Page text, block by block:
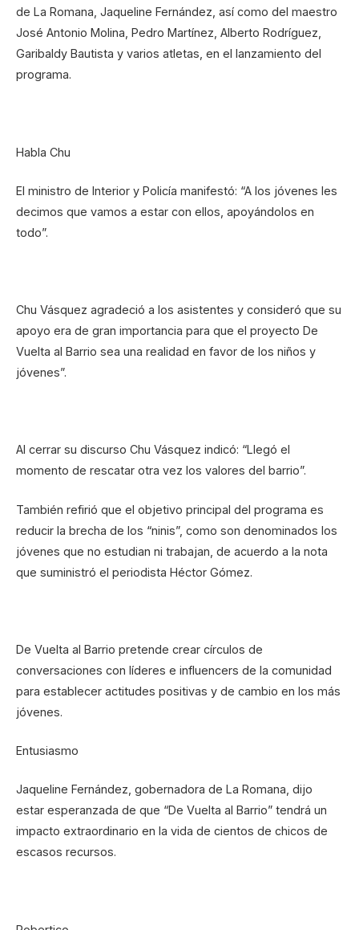
de La Romana, Jaqueline Fernández, así como del maestro
José Antonio Molina, Pedro Martínez, Alberto Rodríguez,
Garibaldy Bautista y varios atletas, en el lanzamiento del
programa.
Habla Chu
El ministro de Interior y Policía manifestó: “A los jóvenes les
decimos que vamos a estar con ellos, apoyándolos en
todo”.
Chu Vásquez agradeció a los asistentes y consideró que su
apoyo era de gran importancia para que el proyecto De
Vuelta al Barrio sea una realidad en favor de los niños y
jóvenes”.
Al cerrar su discurso Chu Vásquez indicó: “Llegó el
momento de rescatar otra vez los valores del barrio”.
También refirió que el objetivo principal del programa es
reducir la brecha de los “ninis”, como son denominados los
jóvenes que no estudian ni trabajan, de acuerdo a la nota
que suministró el periodista Héctor Gómez.
De Vuelta al Barrio pretende crear círculos de
conversaciones con líderes e influencers de la comunidad
para establecer actitudes positivas y de cambio en los más
jóvenes.
Entusiasmo
Jaqueline Fernández, gobernadora de La Romana, dijo
estar esperanzada de que “De Vuelta al Barrio” tendrá un
impacto extraordinario en la vida de cientos de chicos de
escasos recursos.